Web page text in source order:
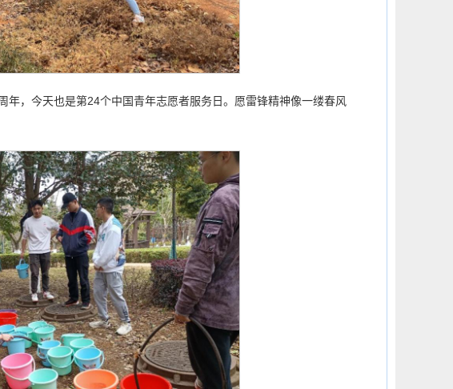
，今天也是第24个中国青年志愿者服务日。愿雷锋精神像一缕春风